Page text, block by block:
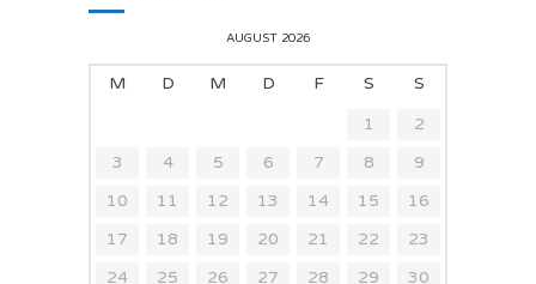
AUGUST 2026
M D M D F S
S
1
2
3
4 5 6 7 8
9
10
11 12 13 14 15
16
17
18 19 20 21 22
23
24
25 26 27 28 29
30